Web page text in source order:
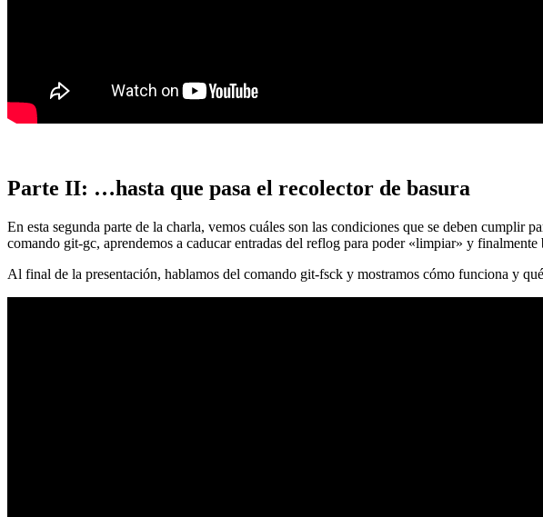
Parte II: …hasta que pasa el recolector de basura
En esta segunda parte de la charla, vemos cuáles son las condiciones que se deben
comando git-gc, aprendemos a caducar entradas del reflog para poder «limpiar» y
Al final de la presentación, hablamos del comando git-fsck y mostramos cómo funciona y